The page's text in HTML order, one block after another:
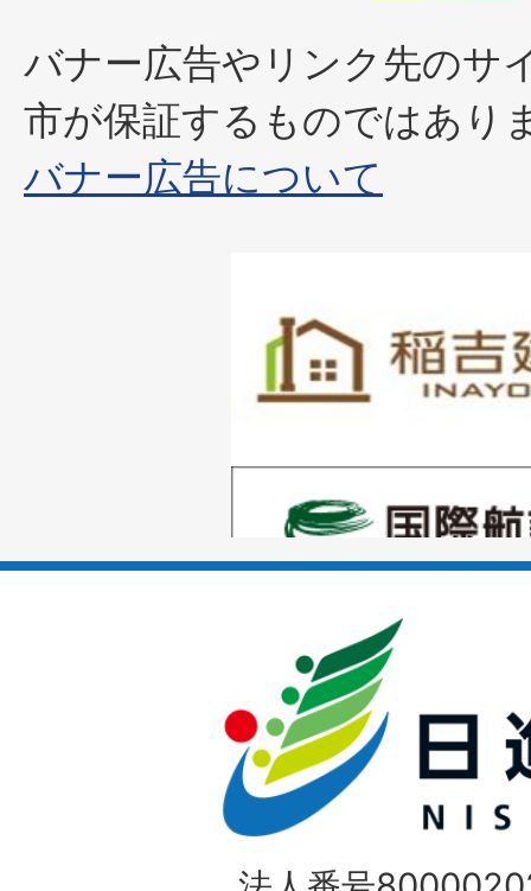
バナー広告やリンク先のサ
市が保証するものではあり
バナー広告について
枚
目
ラ
枚
ス
ラ
イ
1
枚
目
の